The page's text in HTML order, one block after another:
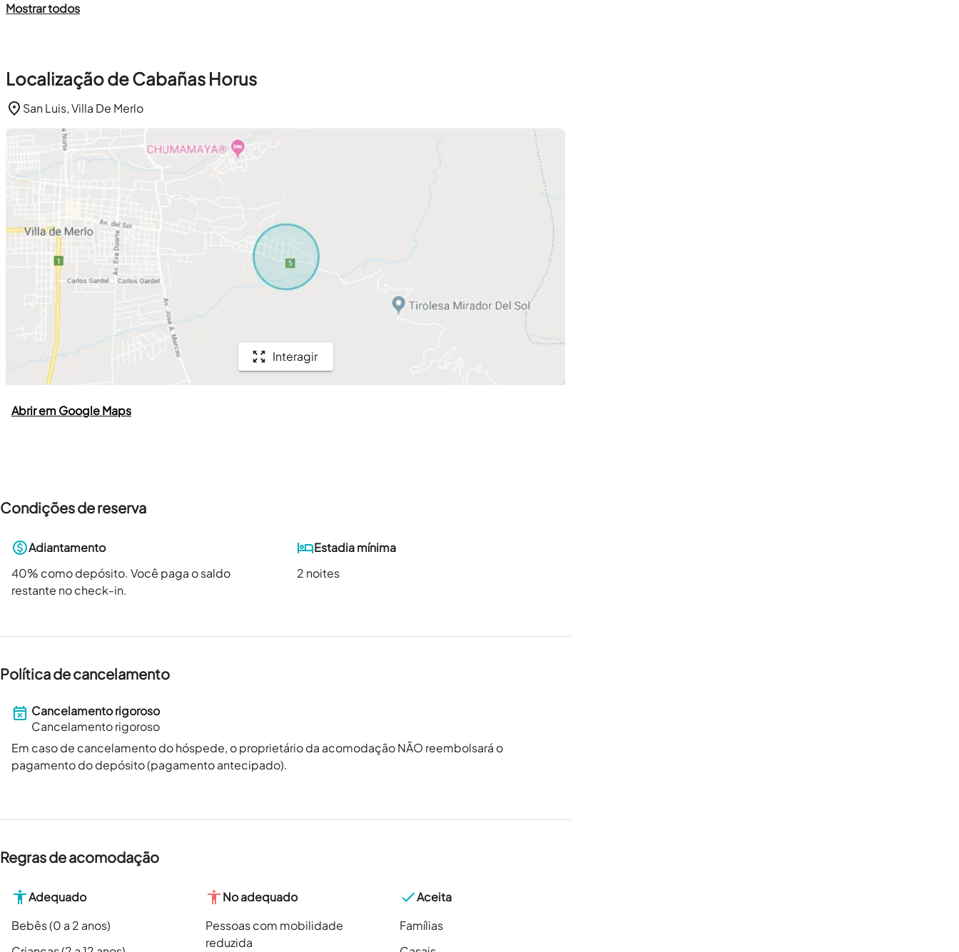
Mostrar todos
Localização de Cabañas Horus
San Luis, Villa De Merlo
Interagir
Abrir em Google Maps
Condições de reserva
Adiantamento
40% como depósito. Você paga o saldo
restante no check-in.
Estadia mínima
2 noites
Política de cancelamento
Cancelamento rigoroso
Cancelamento rigoroso
Em caso de cancelamento do hóspede, o proprietário da acomodação NÃO reembolsará o
pagamento do depósito (pagamento antecipado).
Regras de acomodação
Adequado
Bebês (0 a 2 anos)
No adequado
Pessoas com mobilidade
reduzida
Aceita
Famílias